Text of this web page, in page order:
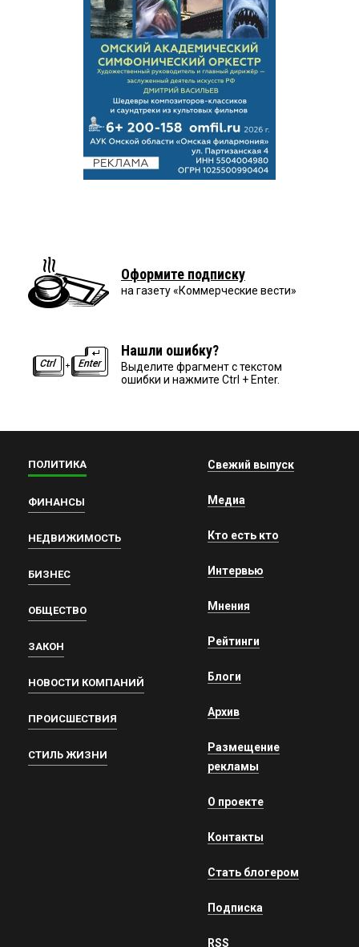
Оформите подписку
на газету «Коммерческие вести»
Нашли ошибку?
Выделите фрагмент с текстом
ошибки и нажмите Ctrl + Enter.
ПОЛИТИКА
ФИНАНСЫ
НЕДВИЖИМОСТЬ
БИЗНЕС
ОБЩЕСТВО
ЗАКОН
НОВОСТИ КОМПАНИЙ
ПРОИСШЕСТВИЯ
СТИЛЬ ЖИЗНИ
Свежий выпуск
Медиа
Кто есть кто
Интервью
Мнения
Рейтинги
Блоги
Архив
Размещение
рекламы
О проекте
Контакты
Стать блогером
Подписка
RSS